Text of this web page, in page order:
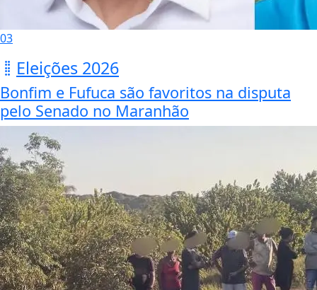
03
Eleições 2026
Bonfim e Fufuca são favoritos na disputa
pelo Senado no Maranhão